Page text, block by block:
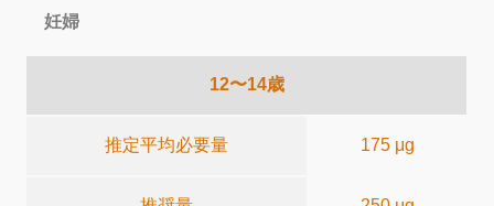
妊婦
12〜14歳
推定平均必要量 175 μg